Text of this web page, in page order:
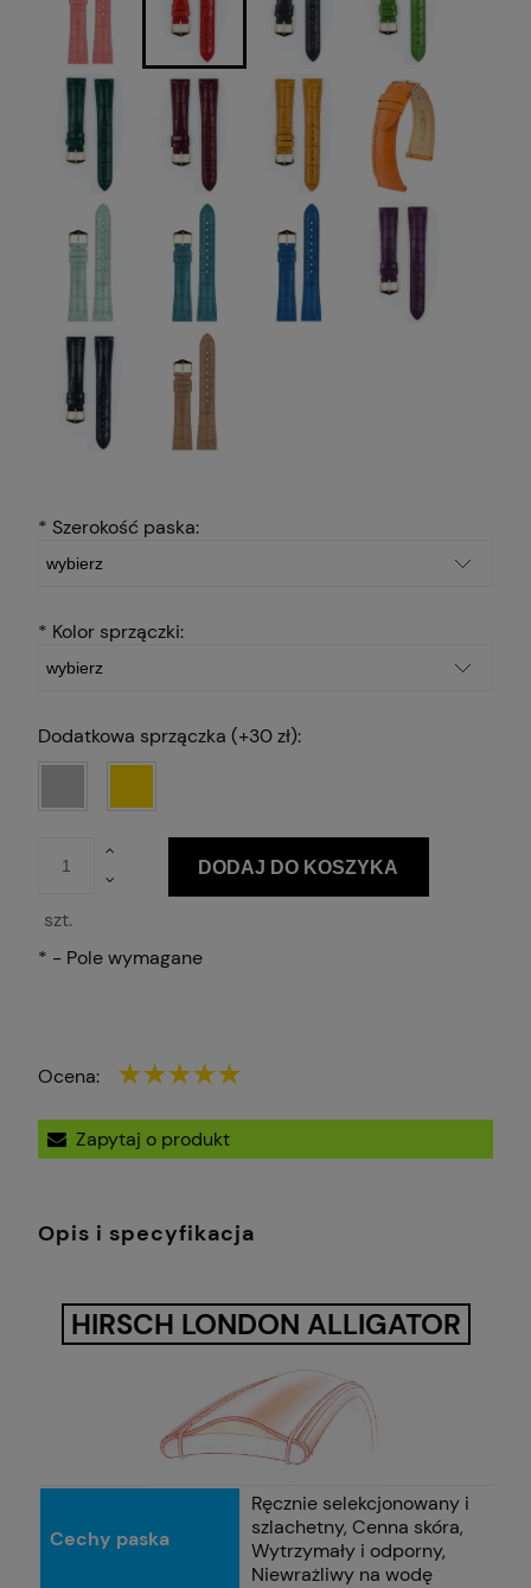
* Szerokość paska:
* Kolor sprzączki:
Dodatkowa sprzączka (+30 zł):
szt.
DODAJ DO KOSZYKA
* - Pole wymagane
Ocena:
Zapytaj o produkt
Opis i specyfikacja
HIRSCH LONDON ALLIGATOR
Cechy paska
Ręcznie selekcjonowany i
szlachetny, Cenna skóra,
Wytrzymały i odporny,
Niewrażliwy na wodę